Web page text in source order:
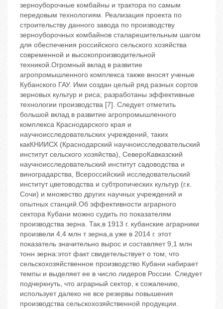
зерноуборочные комбайны и трактора по самым
передовым технологиям. Реализация проекта по
строительству данного завода по производству
зерноуборочных комбайнов сталарешительным шагом
для обеспечения российского сельского хозяйства
современной и высокопроизводительной
техникой.Огромный вклад в развитие
агропромышленного комплекса также вносят ученые
Кубанского ГАУ. Ими создан целый ряд разных сортов
зерновых культур и риса; разработаны эффективные
технологии производства [7]. Следует отметить
большой вклад в развитие агропромышленного
комплекса Краснодарского края и
научноисследовательских учреждений, таких
какКНИИСХ (Краснодарский научноисследовательский
институт сельского хозяйства), СевероКавказский
научноисследовательский институт садоводства и
виноградарства, Всероссийский исследовательский
институт цветоводства и субтропических культур (г.к.
Сочи) и множество других научных учреждений и
опытных станций.Об эффективности аграрного
сектора Кубани можно судить по показателям
производства зерна. Так,в 1913 г. кубанские аграрники
произвели 4,4 млн т зерна,а уже в 2014 г. этот
показатель значительно вырос и составляет 9,1 млн
тонн зерна:этот факт свидетельствует о том, что
сельскохозяйственное производство Кубани набирает
темпы и выделяет ее в число лидеров России. Следует
подчеркнуть, что аграрный сектор, к сожалению,
использует далеко не все резервы повышения
производства сельскохозяйственной продукции.